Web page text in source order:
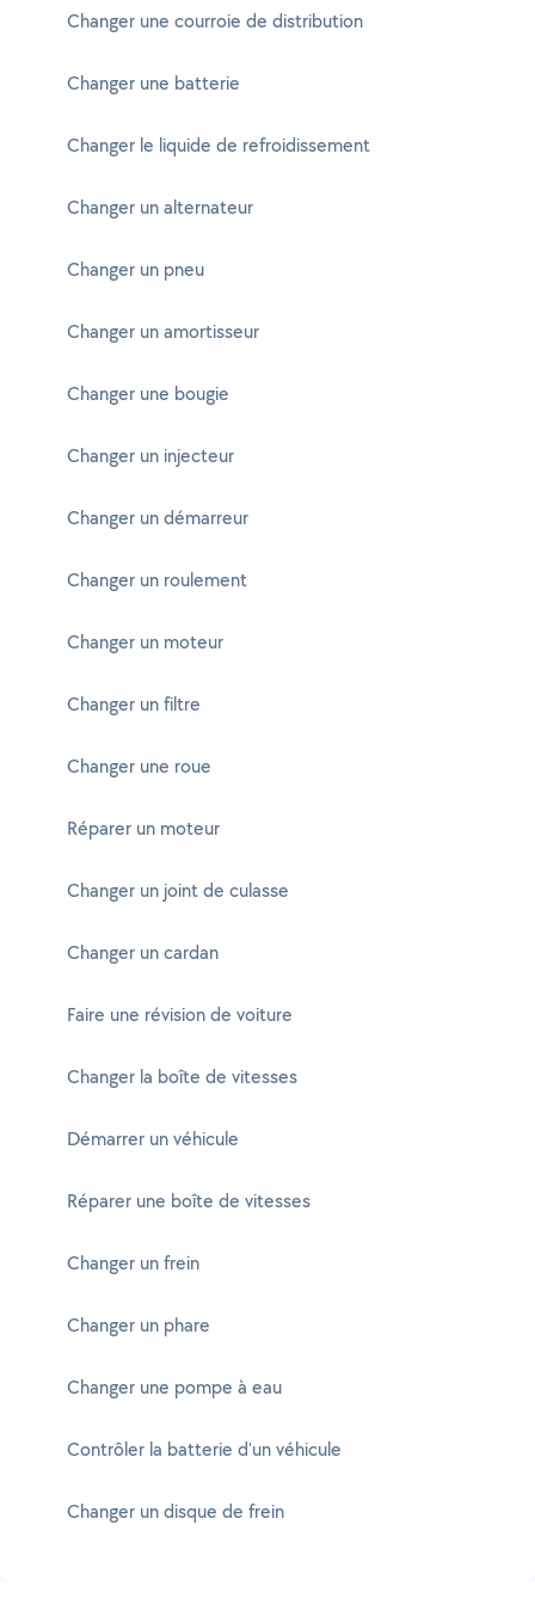
Changer une courroie de distribution
Changer une batterie
Changer le liquide de refroidissement
Changer un alternateur
Changer un pneu
Changer un amortisseur
Changer une bougie
Changer un injecteur
Changer un démarreur
Changer un roulement
Changer un moteur
Changer un filtre
Changer une roue
Réparer un moteur
Changer un joint de culasse
Changer un cardan
Faire une révision de voiture
Changer la boîte de vitesses
Démarrer un véhicule
Réparer une boîte de vitesses
Changer un frein
Changer un phare
Changer une pompe à eau
Contrôler la batterie d'un véhicule
Changer un disque de frein